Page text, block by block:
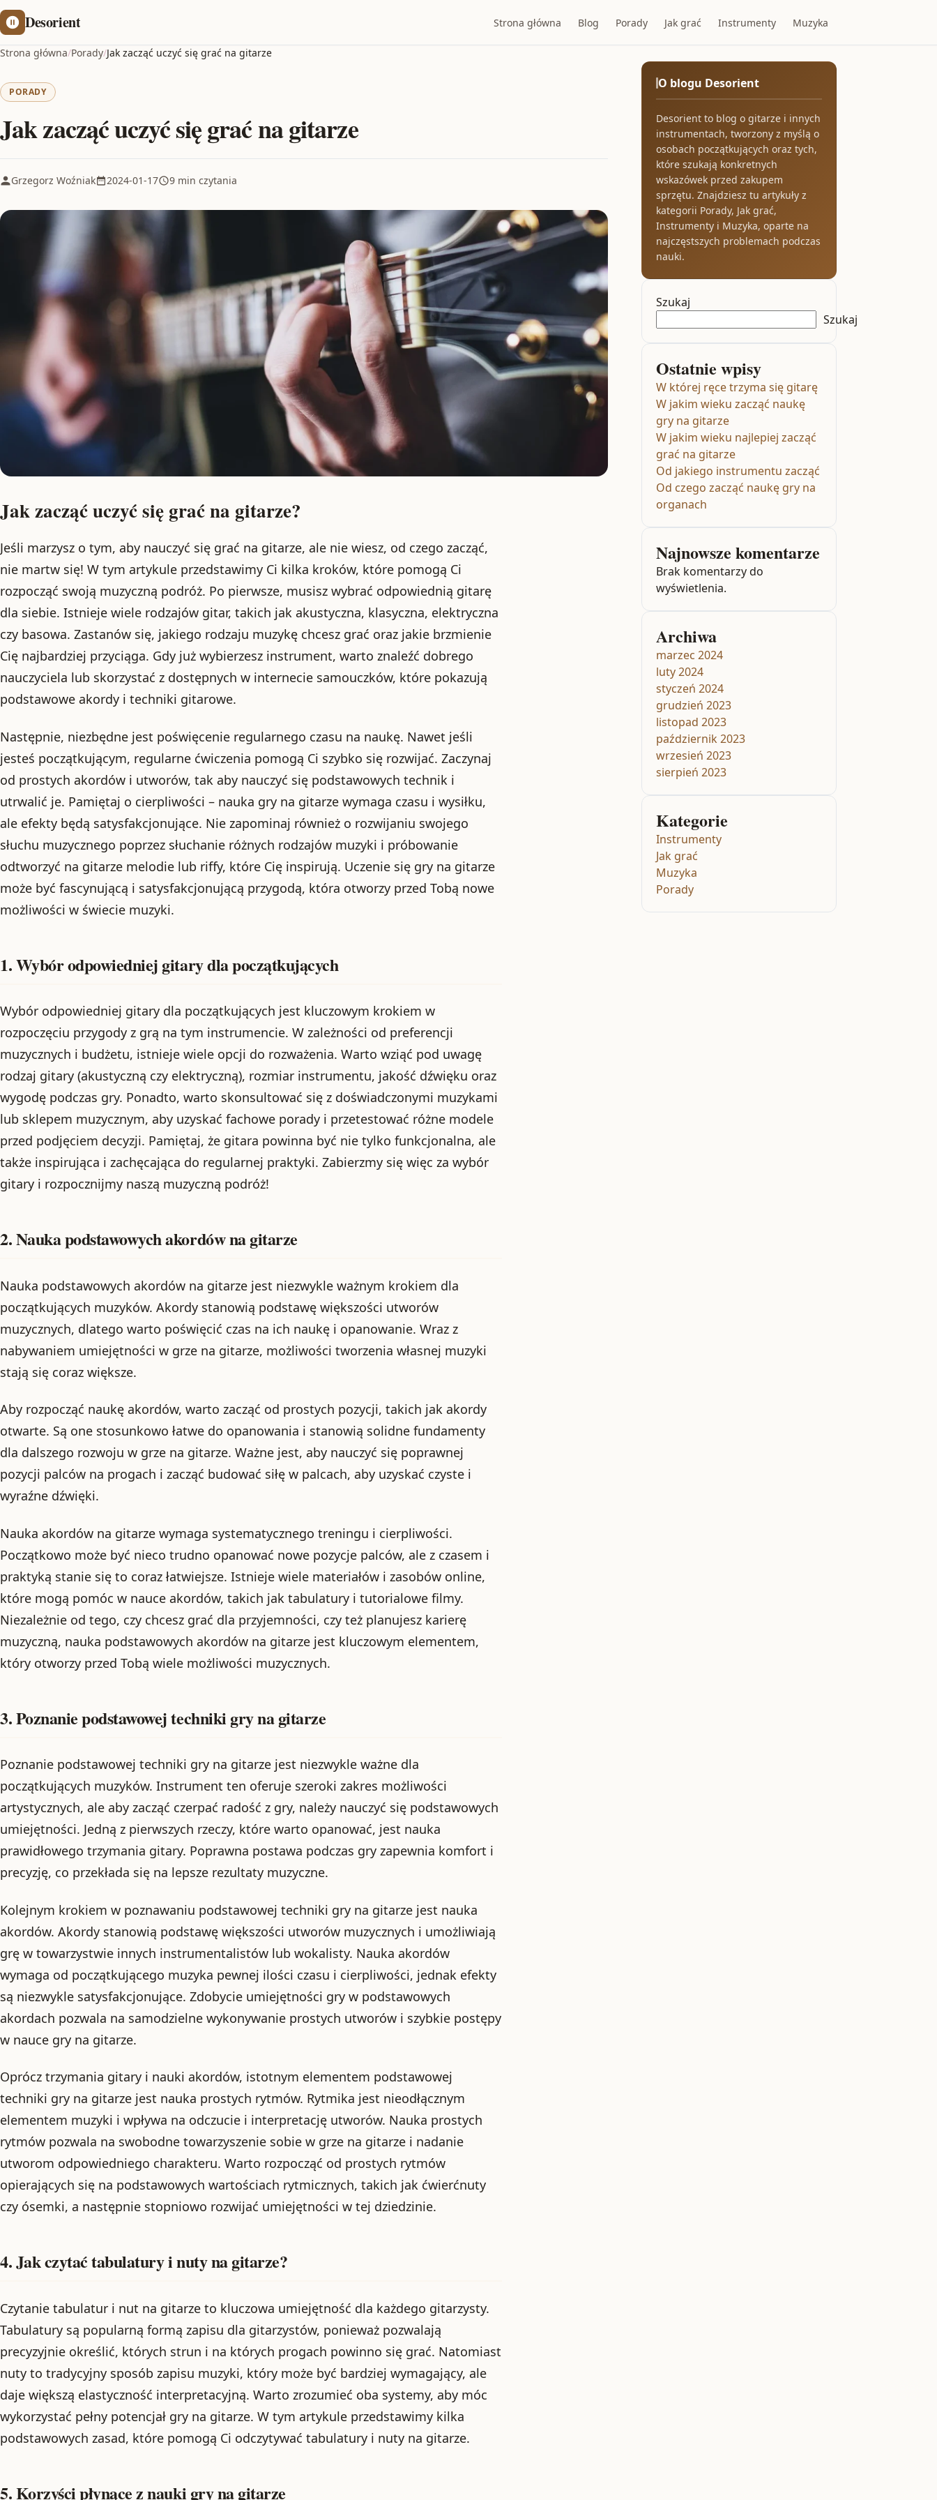
Desorient Strona główna Blog Porady Jak grać Instrumenty Muzyka
Strona główna/Porady/Jak zacząć uczyć się grać na gitarze
PORADY
Jak zacząć uczyć się grać na gitarze
Grzegorz Woźniak 2024-01-17 9 min czytania
Jak zacząć uczyć się grać na gitarze?
Jeśli marzysz o tym, aby nauczyć się grać na gitarze, ale nie wiesz, od czego zacząć,
nie martw się! W tym artykule przedstawimy Ci kilka kroków, które pomogą Ci
rozpocząć swoją muzyczną podróż. Po pierwsze, musisz wybrać odpowiednią gitarę
dla siebie. Istnieje wiele rodzajów gitar, takich jak akustyczna, klasyczna, elektryczna
czy basowa. Zastanów się, jakiego rodzaju muzykę chcesz grać oraz jakie brzmienie
Cię najbardziej przyciąga. Gdy już wybierzesz instrument, warto znaleźć dobrego
nauczyciela lub skorzystać z dostępnych w internecie samouczków, które pokazują
podstawowe akordy i techniki gitarowe.
Następnie, niezbędne jest poświęcenie regularnego czasu na naukę. Nawet jeśli
jesteś początkującym, regularne ćwiczenia pomogą Ci szybko się rozwijać. Zaczynaj
od prostych akordów i utworów, tak aby nauczyć się podstawowych technik i
utrwalić je. Pamiętaj o cierpliwości – nauka gry na gitarze wymaga czasu i wysiłku,
ale efekty będą satysfakcjonujące. Nie zapominaj również o rozwijaniu swojego
słuchu muzycznego poprzez słuchanie różnych rodzajów muzyki i próbowanie
odtworzyć na gitarze melodie lub riffy, które Cię inspirują. Uczenie się gry na gitarze
może być fascynującą i satysfakcjonującą przygodą, która otworzy przed Tobą nowe
możliwości w świecie muzyki.
1. Wybór odpowiedniej gitary dla początkujących
Wybór odpowiedniej gitary dla początkujących jest kluczowym krokiem w
rozpoczęciu przygody z grą na tym instrumencie. W zależności od preferencji
muzycznych i budżetu, istnieje wiele opcji do rozważenia. Warto wziąć pod uwagę
rodzaj gitary (akustyczną czy elektryczną), rozmiar instrumentu, jakość dźwięku oraz
wygodę podczas gry. Ponadto, warto skonsultować się z doświadczonymi muzykami
lub sklepem muzycznym, aby uzyskać fachowe porady i przetestować różne modele
przed podjęciem decyzji. Pamiętaj, że gitara powinna być nie tylko funkcjonalna, ale
także inspirująca i zachęcająca do regularnej praktyki. Zabierzmy się więc za wybór
gitary i rozpocznijmy naszą muzyczną podróż!
2. Nauka podstawowych akordów na gitarze
Nauka podstawowych akordów na gitarze jest niezwykle ważnym krokiem dla
początkujących muzyków. Akordy stanowią podstawę większości utworów
muzycznych, dlatego warto poświęcić czas na ich naukę i opanowanie. Wraz z
nabywaniem umiejętności w grze na gitarze, możliwości tworzenia własnej muzyki
stają się coraz większe.
Aby rozpocząć naukę akordów, warto zacząć od prostych pozycji, takich jak akordy
otwarte. Są one stosunkowo łatwe do opanowania i stanowią solidne fundamenty
dla dalszego rozwoju w grze na gitarze. Ważne jest, aby nauczyć się poprawnej
pozycji palców na progach i zacząć budować siłę w palcach, aby uzyskać czyste i
wyraźne dźwięki.
Nauka akordów na gitarze wymaga systematycznego treningu i cierpliwości.
Początkowo może być nieco trudno opanować nowe pozycje palców, ale z czasem i
praktyką stanie się to coraz łatwiejsze. Istnieje wiele materiałów i zasobów online,
które mogą pomóc w nauce akordów, takich jak tabulatury i tutorialowe filmy.
Niezależnie od tego, czy chcesz grać dla przyjemności, czy też planujesz karierę
muzyczną, nauka podstawowych akordów na gitarze jest kluczowym elementem,
który otworzy przed Tobą wiele możliwości muzycznych.
3. Poznanie podstawowej techniki gry na gitarze
Poznanie podstawowej techniki gry na gitarze jest niezwykle ważne dla
początkujących muzyków. Instrument ten oferuje szeroki zakres możliwości
artystycznych, ale aby zacząć czerpać radość z gry, należy nauczyć się podstawowych
umiejętności. Jedną z pierwszych rzeczy, które warto opanować, jest nauka
prawidłowego trzymania gitary. Poprawna postawa podczas gry zapewnia komfort i
precyzję, co przekłada się na lepsze rezultaty muzyczne.
Kolejnym krokiem w poznawaniu podstawowej techniki gry na gitarze jest nauka
akordów. Akordy stanowią podstawę większości utworów muzycznych i umożliwiają
grę w towarzystwie innych instrumentalistów lub wokalisty. Nauka akordów
wymaga od początkującego muzyka pewnej ilości czasu i cierpliwości, jednak efekty
są niezwykle satysfakcjonujące. Zdobycie umiejętności gry w podstawowych
akordach pozwala na samodzielne wykonywanie prostych utworów i szybkie postępy
w nauce gry na gitarze.
Oprócz trzymania gitary i nauki akordów, istotnym elementem podstawowej
techniki gry na gitarze jest nauka prostych rytmów. Rytmika jest nieodłącznym
elementem muzyki i wpływa na odczucie i interpretację utworów. Nauka prostych
rytmów pozwala na swobodne towarzyszenie sobie w grze na gitarze i nadanie
utworom odpowiedniego charakteru. Warto rozpocząć od prostych rytmów
opierających się na podstawowych wartościach rytmicznych, takich jak ćwierćnuty
czy ósemki, a następnie stopniowo rozwijać umiejętności w tej dziedzinie.
4. Jak czytać tabulatury i nuty na gitarze?
Czytanie tabulatur i nut na gitarze to kluczowa umiejętność dla każdego gitarzysty.
Tabulatury są popularną formą zapisu dla gitarzystów, ponieważ pozwalają
precyzyjnie określić, których strun i na których progach powinno się grać. Natomiast
nuty to tradycyjny sposób zapisu muzyki, który może być bardziej wymagający, ale
daje większą elastyczność interpretacyjną. Warto zrozumieć oba systemy, aby móc
wykorzystać pełny potencjał gry na gitarze. W tym artykule przedstawimy kilka
podstawowych zasad, które pomogą Ci odczytywać tabulatury i nuty na gitarze.
5. Korzyści płynące z nauki gry na gitarze
O blogu Desorient
Desorient to blog o gitarze i innych
instrumentach, tworzony z myślą o
osobach początkujących oraz tych,
które szukają konkretnych
wskazówek przed zakupem
sprzętu. Znajdziesz tu artykuły z
kategorii Porady, Jak grać,
Instrumenty i Muzyka, oparte na
najczęstszych problemach podczas
nauki.
Szukaj
Szukaj
Ostatnie wpisy
W której ręce trzyma się gitarę
W jakim wieku zacząć naukę
gry na gitarze
W jakim wieku najlepiej zacząć
grać na gitarze
Od jakiego instrumentu zacząć
Od czego zacząć naukę gry na
organach
Najnowsze komentarze
Brak komentarzy do
wyświetlenia.
Archiwa
marzec 2024
luty 2024
styczeń 2024
grudzień 2023
listopad 2023
październik 2023
wrzesień 2023
sierpień 2023
Kategorie
Instrumenty
Jak grać
Muzyka
Porady